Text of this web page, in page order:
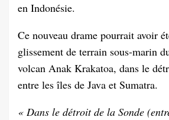
en Indonésie.
Ce nouveau drame pourrait avoir
glissement de terrain sous-marin
volcan Anak Krakatoa, dans le
entre les îles de Java et Sumatra.
« Dans le détroit de la Sonde